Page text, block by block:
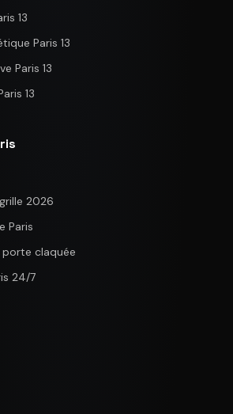
13
Paris 13
Paris 13
13
2026
Paris
claquée
24/7